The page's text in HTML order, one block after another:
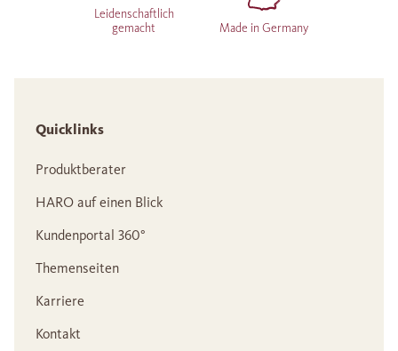
Leidenschaftlich
gemacht
Made in Germany
Quicklinks
Produktberater
HARO auf einen Blick
Kundenportal 360°
Themenseiten
Karriere
Kontakt